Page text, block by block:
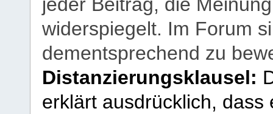
widerspiegelt. Im Forum
dementsprechend zu
Distanzierungsklausel:
erklärt ausdrücklich,